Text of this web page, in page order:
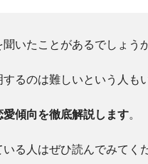
いたことがあるでしょう
るのは難しいという人も
傾向を徹底解説します。
る人はぜひ読んでみてく